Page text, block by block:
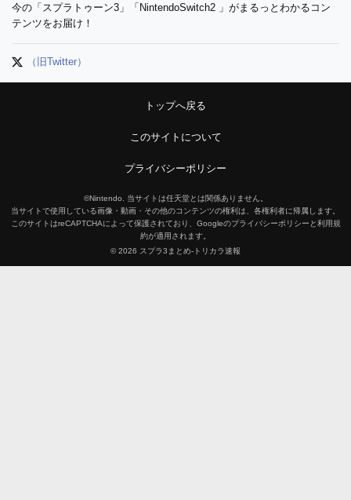
今の「スプラトゥーン3」「NintendoSwitch2 」がまるっとわかるコン
テンツをお届け！
（旧Twitter）
トップへ戻る
このサイトについて
プライバシーポリシー
©Nintendo. 当サイトは任天堂とは関係ありません。
当サイトで使用している画像・動画・その他のコンテンツの権利は、各権利者に帰属します。
このサイトはreCAPTCHAによって保護されており、Googleのプライバシーポリシーと利用規
約が適用されます。
© 2026 スプラ3まとめ-トリカラ速報